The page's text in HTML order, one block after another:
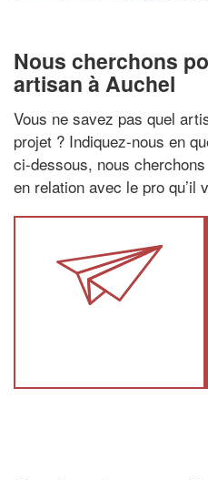
Nous cherchons
artisan à Auchel
Vous ne savez pas quel
projet ? Indiquez-nous en
ci-dessous, nous
en relation avec le pro qu’il